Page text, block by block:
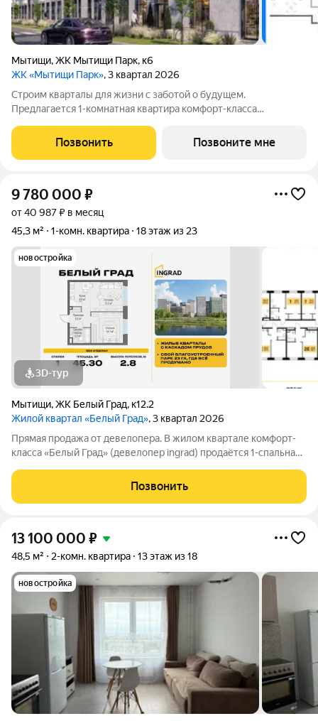
Мытищи,ЖК Мытищи Парк, к6
ЖК «Мытищи Парк», 3 квартал 2026
Строим кварталы для жизни с заботой о будущем.
Предлагается 1-комнатная квартира комфорт-класса
этаже, в жилом комплексе "Мытищи Парк".Квартиру в
комплексе на выбор: может быть как с отделкой,
Позвонить Позвоните мне
9 780 000 ₽
от 40 987 ₽ в месяц
45,3 м²
1-комн. квартира 18 этаж из 23
новостройка
3D-тур
Мытищи,ЖК Белый Град, к12.2
Жилой квартал «Белый Град», 3 квартал 2026
Прямая продажа от девелопера. В жилом квартале комфорт-
класса «Белый Град» (девелопер ingrad) продаётся 1-спальная
расположена на 18 этаже 23-этажного дома, корпус 12.2.
Расположение: «Белый Град»
Позвонить
13 100 000 ₽
48,5 м² 2-комн. квартира 13 этаж из 18
новостройка